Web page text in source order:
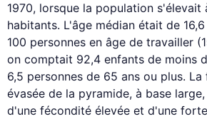
1970, lorsque la population s'élevait
habitants. L'âge médian était de
100 personnes en âge de travailler
on comptait 92,4 enfants de moins
6,5 personnes de 65 ans ou plus. La
évasée de la pyramide, à base
d'une fécondité élevée et d'une